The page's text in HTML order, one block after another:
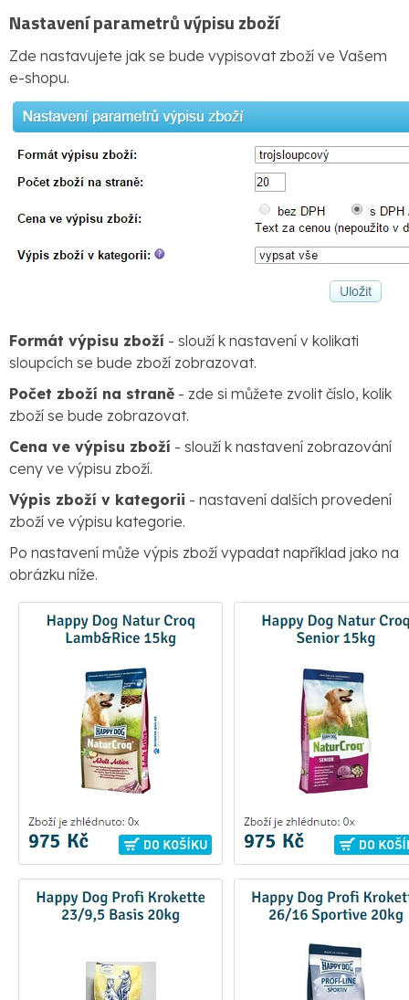
Nastavení parametrů výpisu zboží
Zde nastavujete jak se bude vypisovat zboží ve Vašem
e-shopu.
Formát výpisu zboží - slouží k nastavení v kolikati
sloupcích se bude zboží zobrazovat.
Počet zboží na straně - zde si můžete zvolit číslo, kolik
zboží se bude zobrazovat.
Cena ve výpisu zboží - slouží k nastavení zobrazování
ceny ve výpisu zboží.
Výpis zboží v kategorii - nastavení dalších provedení
zboží ve výpisu kategorie.
Po nastavení může výpis zboží vypadat například jako na
obrázku níže.